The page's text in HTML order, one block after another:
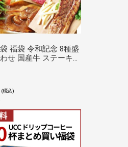
福袋 令和記念 8種盛
せ 国産牛 ステーキ
食品 プレゼント 福
あすつく しゃぶまる
(税込)